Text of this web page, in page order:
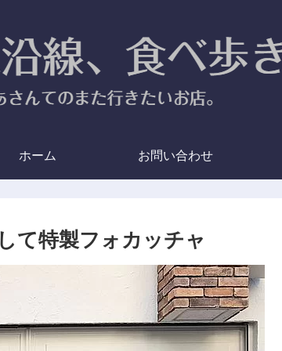
ホーム お問い合わせ
て特製フォカッチャ